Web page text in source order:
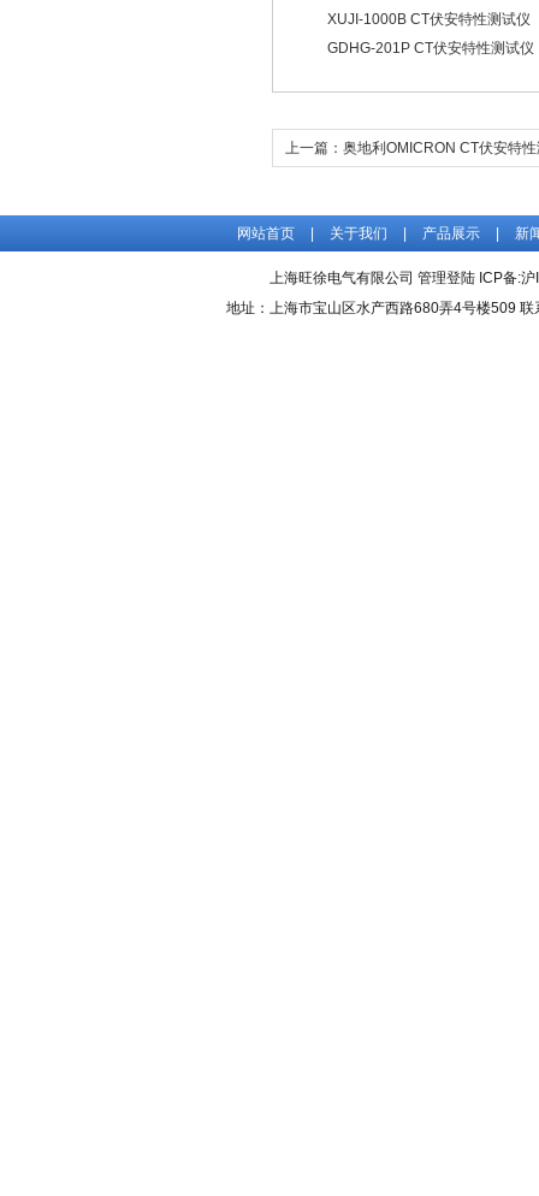
XUJI-1000B CT伏安特性测试仪
GDHG-201P CT伏安特性测试仪
上一篇： 奥地利OMICRON CT伏安特
网站首页 关于我们 产品展示 新
上海旺徐电气有限公司 管理登陆 ICP备:沪
地址：上海市宝山区水产西路680弄4号楼509